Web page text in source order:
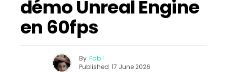
démo Unreal Engine
en 60fps
By Fab !
Published 17 June 2026